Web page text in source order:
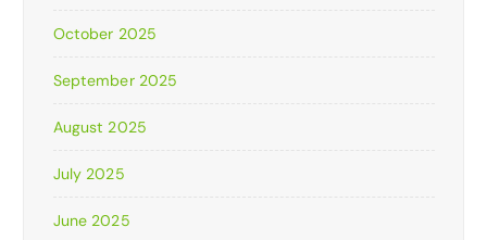
October 2025
September 2025
August 2025
July 2025
June 2025